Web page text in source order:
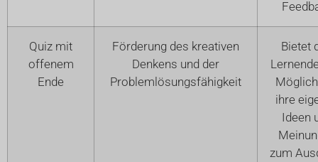
Quiz mit
offenem
Ende
Förderung des kreativen
Denkens und der
Problemlösungsfähigkeit
Bietet
ihre
Ideen
zum